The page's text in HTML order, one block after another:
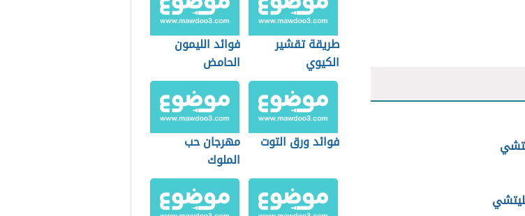
طريقة تقشير
الكيوي
فوائد الليمون
الحامض
فوائد ورق التوت
مهرجان حب
الملوك